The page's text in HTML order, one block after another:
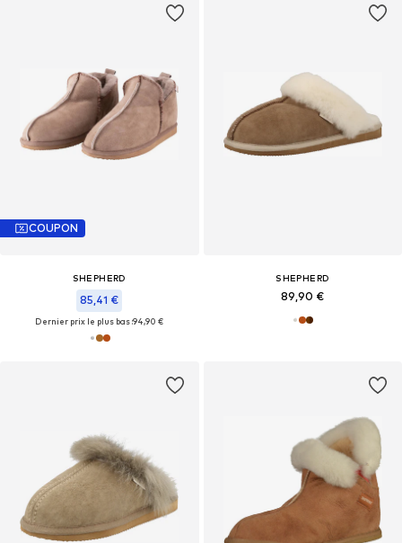
COUPON
SHEPHERD
85,41 €
Dernier prix le plus bas :94,90 €
SHEPHERD
89,90 €